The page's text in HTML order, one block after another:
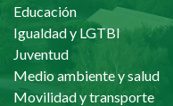
Educación
Igualdad y LGTBI
Juventud
Medio ambiente y salud
Movilidad y transporte